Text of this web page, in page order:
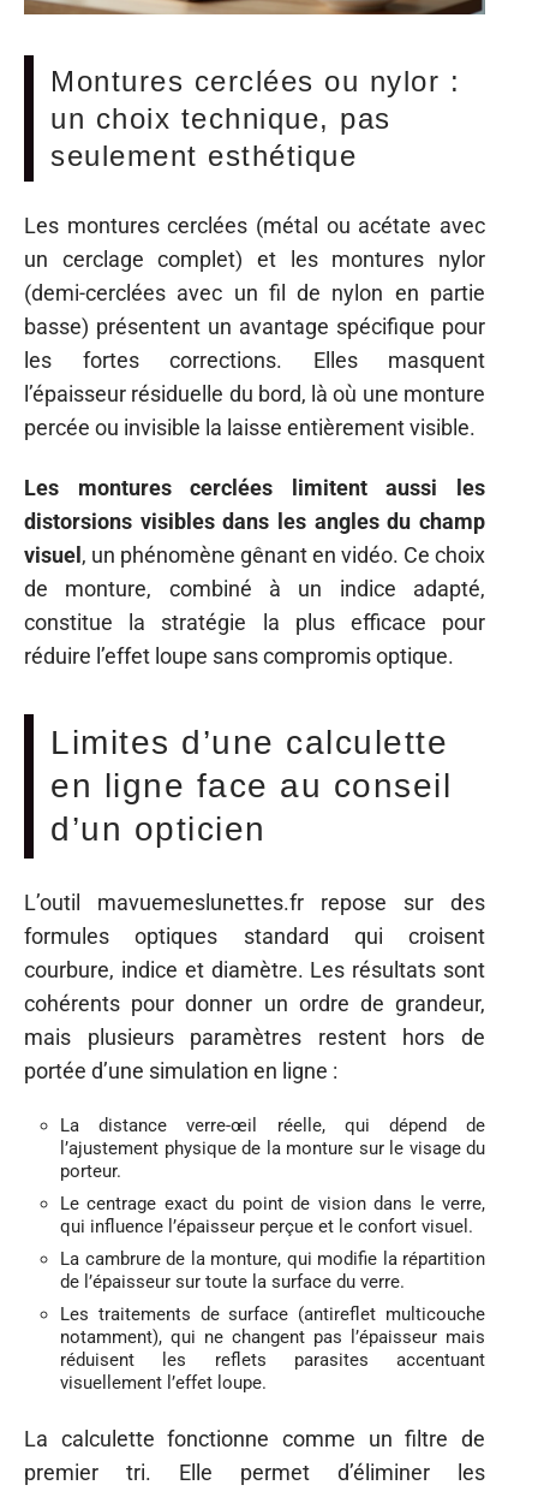
Montures cerclées ou nylor :
un choix technique, pas
seulement esthétique
Les montures cerclées (métal ou acétate avec
un cerclage complet) et les montures nylor
(demi-cerclées avec un fil de nylon en partie
basse) présentent un avantage spécifique pour
les fortes corrections. Elles masquent
l’épaisseur résiduelle du bord, là où une monture
percée ou invisible la laisse entièrement visible.
Les montures cerclées limitent aussi les
distorsions visibles dans les angles du champ
visuel , un phénomène gênant en vidéo. Ce choix
de monture, combiné à un indice adapté,
constitue la stratégie la plus efficace pour
réduire l’effet loupe sans compromis optique.
Limites d’une calculette
en ligne face au conseil
d’un opticien
L’outil mavuemeslunettes.fr repose sur des
formules optiques standard qui croisent
courbure, indice et diamètre. Les résultats sont
cohérents pour donner un ordre de grandeur,
mais plusieurs paramètres restent hors de
portée d’une simulation en ligne :
La distance verre-œil réelle, qui dépend de
l’ajustement physique de la monture sur le visage du
porteur.
Le centrage exact du point de vision dans le verre,
qui influence l’épaisseur perçue et le confort visuel.
La cambrure de la monture, qui modifie la répartition
de l’épaisseur sur toute la surface du verre.
Les traitements de surface (antireflet multicouche
notamment), qui ne changent pas l’épaisseur mais
réduisent les reflets parasites accentuant
visuellement l’effet loupe.
La calculette fonctionne comme un filtre de
premier tri. Elle permet d’éliminer les